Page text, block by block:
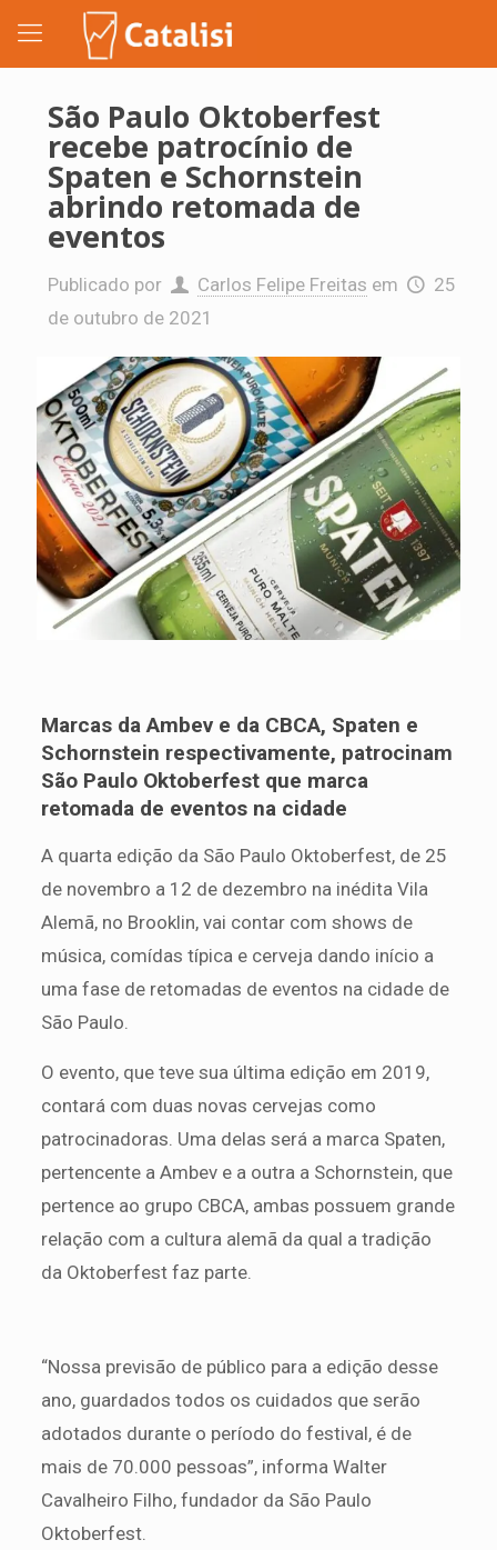
São Paulo Oktoberfest
recebe patrocínio de
Spaten e Schornstein
abrindo retomada de
eventos
Publicado por Carlos Felipe Freitas em
25
de outubro de 2021
Marcas da Ambev e da CBCA, Spaten e
Schornstein respectivamente, patrocinam
São Paulo Oktoberfest que marca
retomada de eventos na cidade
A quarta edição da São Paulo Oktoberfest, de 25
de novembro a 12 de dezembro na inédita Vila
Alemã, no Brooklin, vai contar com shows de
música, comídas típica e cerveja dando início a
uma fase de retomadas de eventos na cidade de
São Paulo.
O evento, que teve sua última edição em 2019,
contará com duas novas cervejas como
patrocinadoras. Uma delas será a marca Spaten,
pertencente a Ambev e a outra a Schornstein, que
pertence ao grupo CBCA, ambas possuem grande
relação com a cultura alemã da qual a tradição
da Oktoberfest faz parte.
“Nossa previsão de público para a edição desse
ano, guardados todos os cuidados que serão
adotados durante o período do festival, é de
mais de 70.000 pessoas”, informa Walter
Cavalheiro Filho, fundador da São Paulo
Oktoberfest.